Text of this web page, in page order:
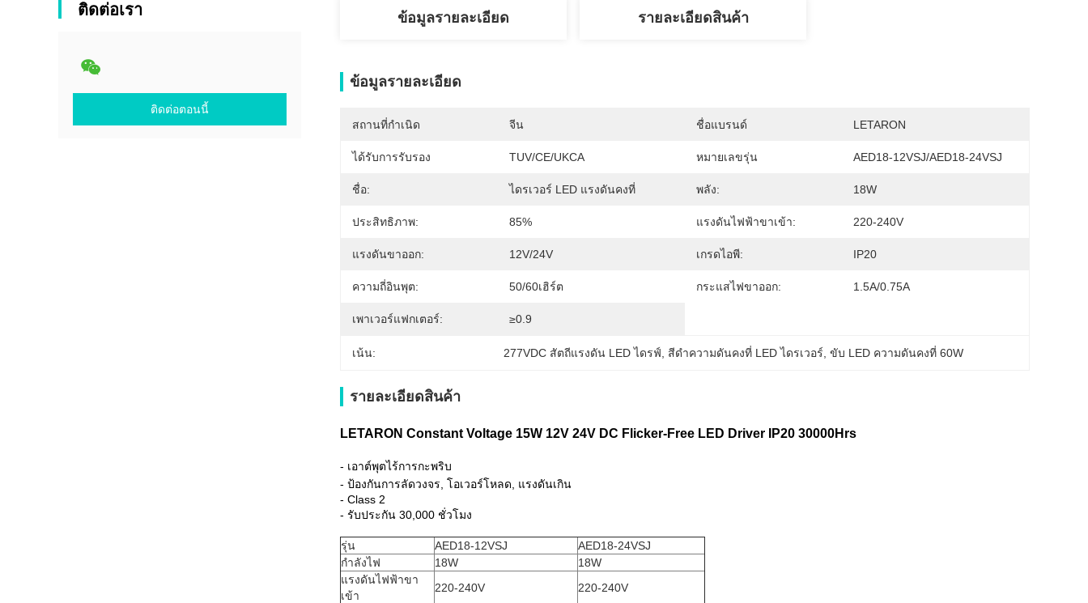
ติดต่อเรา
ติดต่อตอนนี้
ข้อมูลรายละเอียด รายละเอียดสินค้า
ข้อมูลรายละเอียด
สถานที่กำเนิด จีน ชื่อแบรนด์ LETARON
ได้รับการรับรอง TUV/CE/UKCA หมายเลขรุ่น AED18-12VSJ/AED18-24VSJ
ชื่อ: ไดรเวอร์ LED แรงดันคงที่ พลัง: 18W
ประสิทธิภาพ: 85% แรงดันไฟฟ้าขาเข้า: 220-240V
แรงดันขาออก: 12V/24V เกรดไอพี: IP20
ความถี่อินพุต: 50/60เฮิร์ต กระแสไฟขาออก: 1.5A/0.75A
เพาเวอร์แฟกเตอร์: ≥0.9
เน้น: 277VDC สัตถีแรงดัน LED ไดรฟ์ สีดําความดันคงที่ LED ไดรเวอร์ , ขับ LED ความดันคงที่ 60W
รายละเอียดสินค้า
LETARON Constant Voltage 15W 12V 24V DC Flicker-Free LED Driver IP20 30000Hrs
- เอาต์พุตไร้การกะพริบ
- ป้องกันการลัดวงจร, โอเวอร์โหลด, แรงดันเกิน
- Class 2
- รับประกัน 30,000 ชั่วโมง
รุ่น AED18-12VSJ
AED18-24VSJ
กำลังไฟ
18W
18W
แรงดันไฟฟ้าขา
เข้า
220-240V
220-240V